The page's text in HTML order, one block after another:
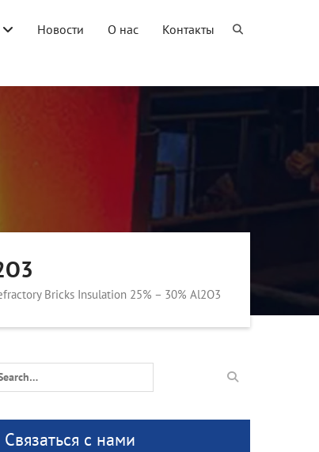
Новости О нас Контакты
Bricks Insulation 25% – 30% Al2O3
Связаться с нами